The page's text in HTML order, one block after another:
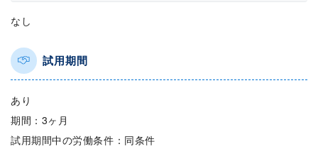
なし
試用期間
あり
期間：3ヶ月
試用期間中の労働条件：同条件